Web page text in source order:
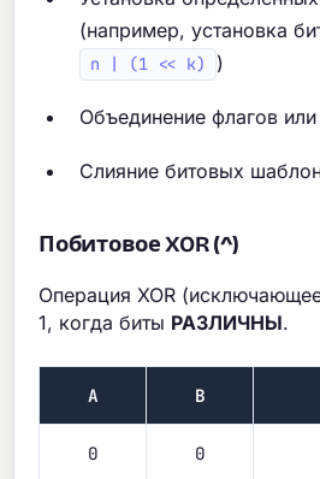
(например, установка
n | (1 << k) )
Объединение флагов
Слияние битовых
Побитовое XOR (^)
Операция XOR
1, когда биты РАЗЛИЧНЫ.
A B
0 0